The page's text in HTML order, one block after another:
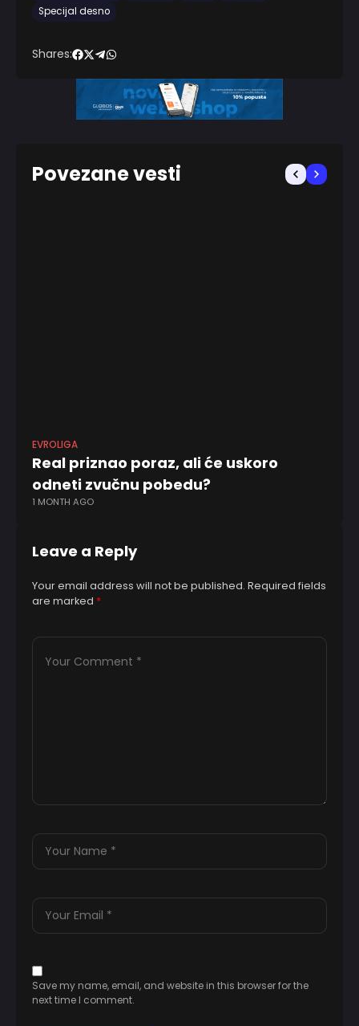
Specijal desno
Shares:
Povezane vesti
EVROLIGA
Real priznao poraz, ali će uskoro
odneti zvučnu pobedu?
1 MONTH AGO
Leave a Reply
Your email address will not be published. Required fields
are marked *
Save my name, email, and website in this browser for the
next time I comment.